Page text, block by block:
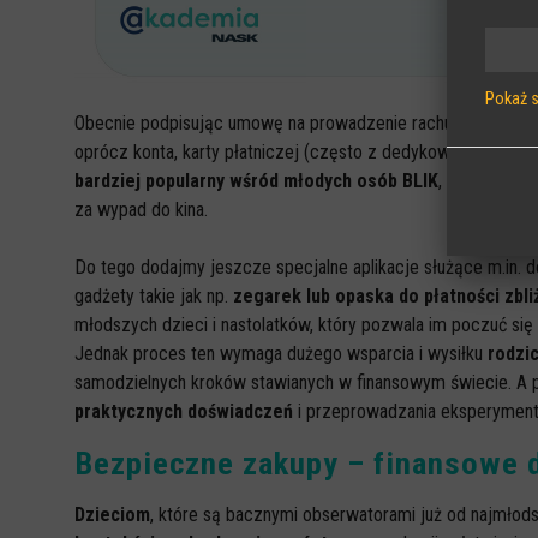
Obecnie podpisując umowę na prowadzenie rachunku dla
oprócz konta, karty płatniczej (często z dedykowaną
bardziej popularny wśród młodych osób BLIK,
za wypad do kina.
Do tego dodajmy jeszcze specjalne aplikacje służące m.in.
gadżety takie jak np. zegarek lub opaska do płatności
młodszych dzieci i nastolatków, który pozwala im poczuć
Jednak proces ten wymaga dużego wsparcia i wysiłku
samodzielnych kroków stawianych w finansowym świecie.
praktycznych doświadczeń i przeprowadzania
Bezpieczne zakupy – finansowe
Dzieciom, które są bacznymi obserwatorami już od
Pokaż
Pliki